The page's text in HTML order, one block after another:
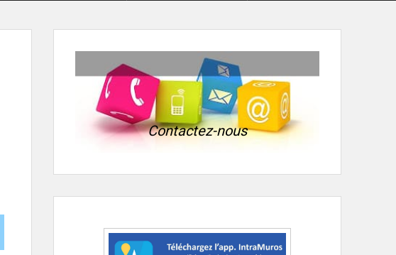
Contactez-nous